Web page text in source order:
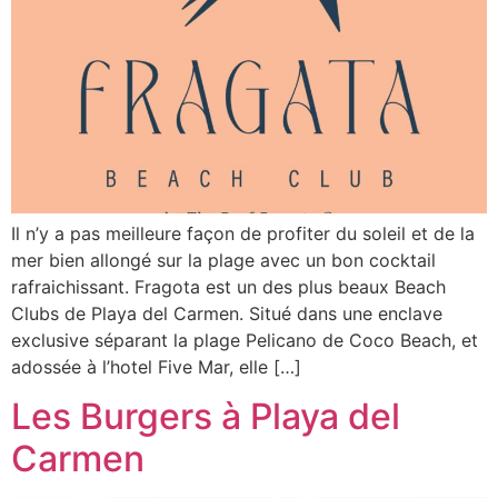
Il n’y a pas meilleure façon de profiter du soleil et de la
mer bien allongé sur la plage avec un bon cocktail
rafraichissant. Fragota est un des plus beaux Beach
Clubs de Playa del Carmen. Situé dans une enclave
exclusive séparant la plage Pelicano de Coco Beach, et
adossée à l’hotel Five Mar, elle […]
Les Burgers à Playa del
Carmen